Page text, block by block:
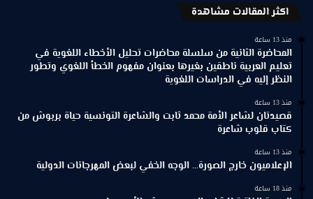
اكثر المقالات مشاهدة
منذ 13 ساعة
المحاضرة الثانية من سلسلة محاضرات تحليل الأخطاء اللغوية في
تعليم العربية ناطقين بغيرها بعنوان مفهوم الخطأ اللغوي وتطور
النظر إليه في الدراسات اللغوية
منذ 13 ساعة
قصيدتان لشاعر الأمة محمد ثابت والشاعرة التونسية حياة بربوش من
كتاب قلوب شاعرة
منذ 13 ساعة
الإعلاميون خارج الصورة… الوجه الخفي لبعض المهرجانات الدولية
منذ 18 ساعة